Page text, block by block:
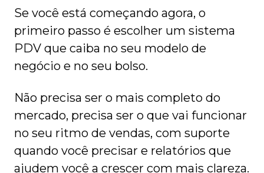
Se você está começando agora, o
primeiro passo é escolher um sistema
PDV que caiba no seu modelo de
negócio e no seu bolso.
Não precisa ser o mais completo do
mercado, precisa ser o que vai funcionar
no seu ritmo de vendas, com suporte
quando você precisar e relatórios que
ajudem você a crescer com mais clareza.